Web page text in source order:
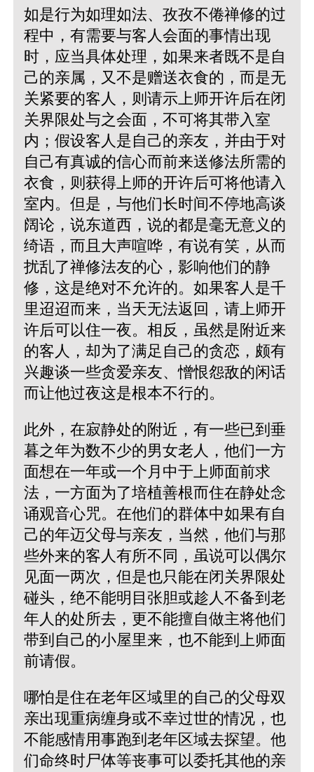
如是行为如理如法、孜孜不倦禅修的过
程中，有需要与客人会面的事情出现
时，应当具体处理，如果来者既不是自
己的亲属，又不是赠送衣食的，而是无
关紧要的客人，则请示上师开许后在闭
关界限处与之会面，不可将其带入室
内；假设客人是自己的亲友，并由于对
自己有真诚的信心而前来送修法所需的
衣食，则获得上师的开许后可将他请入
室内。但是，与他们长时间不停地高谈
阔论，说东道西，说的都是毫无意义的
绮语，而且大声喧哗，有说有笑，从而
扰乱了禅修法友的心，影响他们的静
修，这是绝对不允许的。如果客人是千
里迢迢而来，当天无法返回，请上师开
许后可以住一夜。相反，虽然是附近来
的客人，却为了满足自己的贪恋，颇有
兴趣谈一些贪爱亲友、憎恨怨敌的闲话
而让他过夜这是根本不行的。
此外，在寂静处的附近，有一些已到垂
暮之年为数不少的男女老人，他们一方
面想在一年或一个月中于上师面前求
法，一方面为了培植善根而住在静处念
诵观音心咒。在他们的群体中如果有自
己的年迈父母与亲友，当然，他们与那
些外来的客人有所不同，虽说可以偶尔
见面一两次，但是也只能在闭关界限处
碰头，绝不能明目张胆或趁人不备到老
年人的处所去，更不能擅自做主将他们
带到自己的小屋里来，也不能到上师面
前请假。
哪怕是住在老年区域里的自己的父母双
亲出现重病缠身或不幸过世的情况，也
不能感情用事跑到老年区域去探望。他
们命终时尸体等丧事可以委托其他的亲